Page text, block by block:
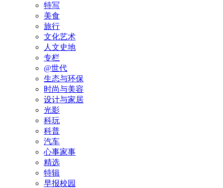
特写
美食
旅行
文化艺术
人文史地
专栏
@世代
生态与环保
时尚与美容
设计与家居
光影
科玩
科普
汽车
心事家事
精选
特辑
早报校园